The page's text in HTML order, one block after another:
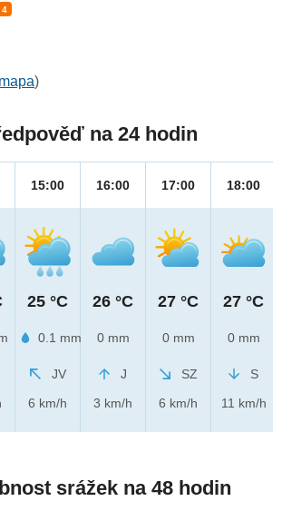
4
mapa)
na 24 hodin
15:00
25 °C
0.1 mm
JV
6 km/h
16:00
26 °C
0 mm
J
3 km/h
17:00
27 °C
0 mm
SZ
6 km/h
18:00
27 °C
0 mm
S
11 km/h
srážek na 48 hodin